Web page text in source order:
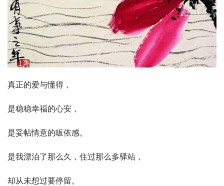
真正的爱与懂得，
是稳稳幸福的心安，
是妥帖情意的皈依感。
是我漂泊了那么久，住过那么多驿站，
却从未想过要停留。